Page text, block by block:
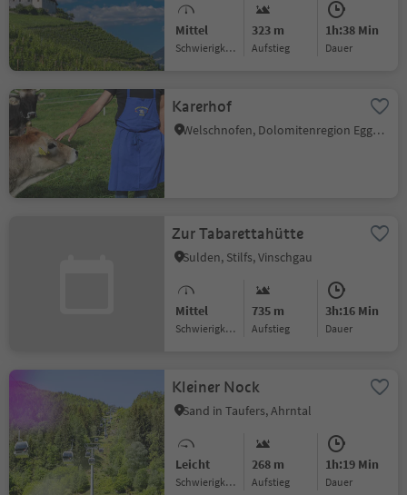
Mittel
Schwierigkeitsgrad
323 m
Aufstieg
1h:38 Min
Dauer
Karerhof
Welschnofen, Dolomitenregion Eggental
Zur Tabarettahütte
Sulden, Stilfs, Vinschgau
Mittel
Schwierigkeitsgrad
735 m
Aufstieg
3h:16 Min
Dauer
Kleiner Nock
Sand in Taufers, Ahrntal
Leicht
Schwierigkeitsgrad
268 m
Aufstieg
1h:19 Min
Dauer